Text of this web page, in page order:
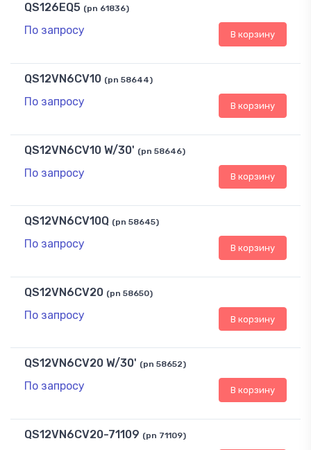
QS126EQ5 (pn 61836)
По запросу В корзину
QS12VN6CV10 (pn 58644)
По запросу В корзину
QS12VN6CV10 W/30' (pn 58646)
По запросу В корзину
QS12VN6CV10Q (pn 58645)
По запросу В корзину
QS12VN6CV20 (pn 58650)
По запросу В корзину
QS12VN6CV20 W/30' (pn 58652)
По запросу В корзину
QS12VN6CV20-71109 (pn 71109)